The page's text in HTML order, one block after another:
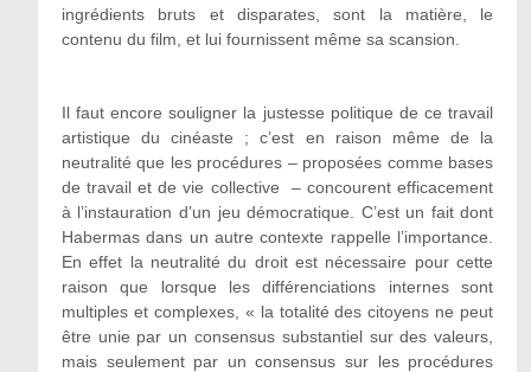
ingrédients bruts et disparates, sont la matière, le
contenu du film, et lui fournissent même sa scansion.
Il faut encore souligner la justesse politique de ce travail
artistique du cinéaste ; c’est en raison même de la
neutralité que les procédures – proposées comme bases
de travail et de vie collective – concourent efficacement
à l’instauration d’un jeu démocratique. C’est un fait dont
Habermas dans un autre contexte rappelle l’importance.
En effet la neutralité du droit est nécessaire pour cette
raison que lorsque les différenciations internes sont
multiples et complexes, « la totalité des citoyens ne peut
être unie par un consensus substantiel sur des valeurs,
mais seulement par un consensus sur les procédures